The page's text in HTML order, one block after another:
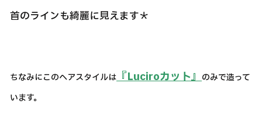
首のラインも綺麗に見えます＊
ちなみにこのヘアスタイルは『Luciroカット』のみで造って
います。